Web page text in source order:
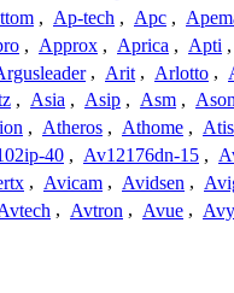
, Ap-tech , Apc ,
, Approx , Aprica , Apti ,
, Arit , Arlotto ,
, Asia , Asip , Asm ,
, Atheros , Athome , Atis
40 , Av12176dn-15 ,
, Avicam , Avidsen ,
, Avtron , Avue ,